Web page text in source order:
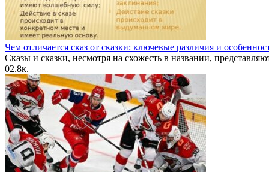
Чем отличается сказ от сказки: ключевые различия и
Сказы и сказки, несмотря на схожесть в названии,
02.8к.